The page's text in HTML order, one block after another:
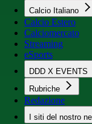
Calcio Italiano
Calcio Estero
Calciomercato
Streaming
eSports
DDD X EVENTS
Rubriche
Redazione
I siti del nostro